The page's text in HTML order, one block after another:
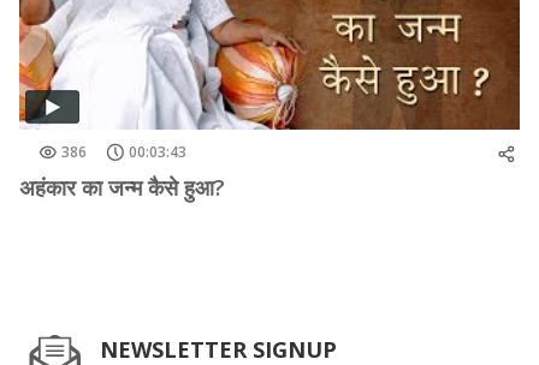
386 00:03:43
अहंकार का जन्म कैसे हुआ?
NEWSLETTER SIGNUP